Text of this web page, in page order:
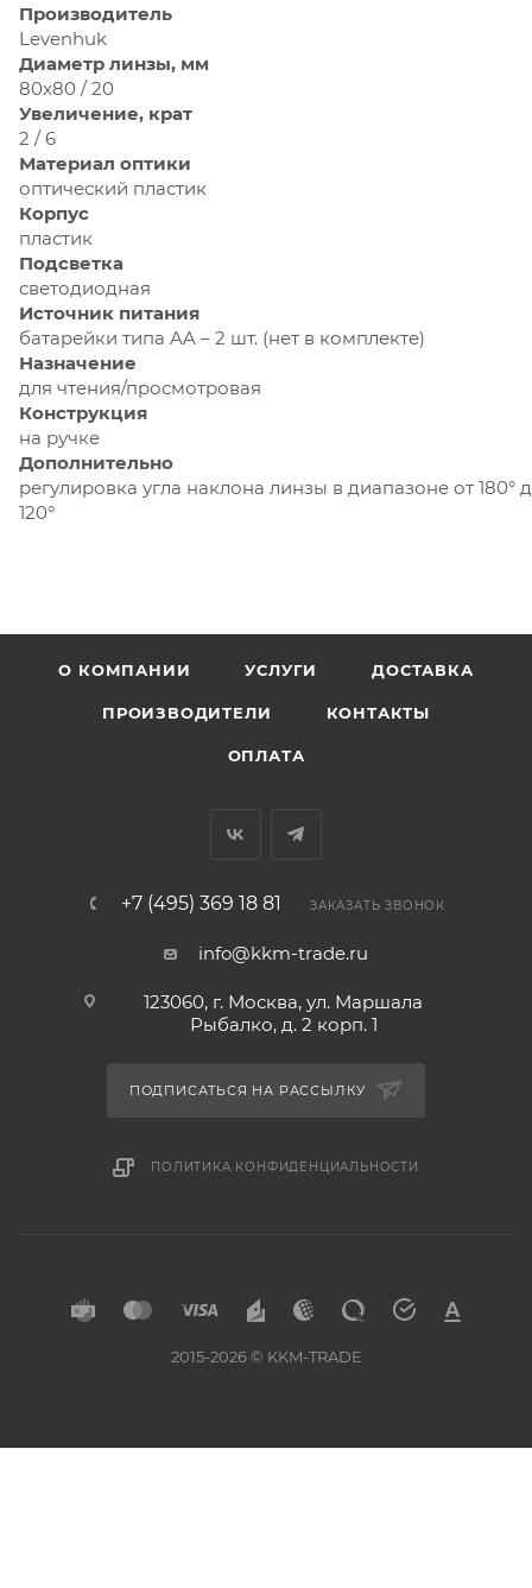
Производитель
Levenhuk
Диаметр линзы, мм
80x80 / 20
Увеличение, крат
2 / 6
Материал оптики
оптический пластик
Корпус
пластик
Подсветка
светодиодная
Источник питания
батарейки типа AA – 2 шт. (нет в комплекте)
Назначение
для чтения/просмотровая
Конструкция
на ручке
Дополнительно
регулировка угла наклона линзы в диапазоне от 180°
120°
О КОМПАНИИ УСЛУГИ ДОСТАВКА
ПРОИЗВОДИТЕЛИ КОНТАКТЫ
ОПЛАТА
+7 (495) 369 18 81 ЗАКАЗАТЬ ЗВОНОК
info@kkm-trade.ru
123060, г. Москва, ул. Маршала
Рыбалко, д. 2 корп. 1
ПОДПИСАТЬСЯ НА РАССЫЛКУ
ПОЛИТИКА КОНФИДЕНЦИАЛЬНОСТИ
2015-2026 © KKM-TRADE